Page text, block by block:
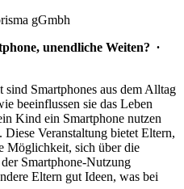
gGmbh
unendliche Weiten? ∙
Smartphones aus dem Alltag
beeinflussen sie das Leben
Kind ein Smartphone nutzen
Veranstaltung bietet Eltern,
Möglichkeit, sich über die
Smartphone-Nutzung
Eltern gut Ideen, was bei